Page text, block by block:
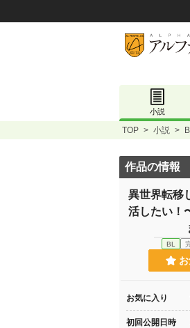
小説
TOP > 小説 >
作品の情報
異世界転移
活したい！
BL
お気に入り
初回公開日時